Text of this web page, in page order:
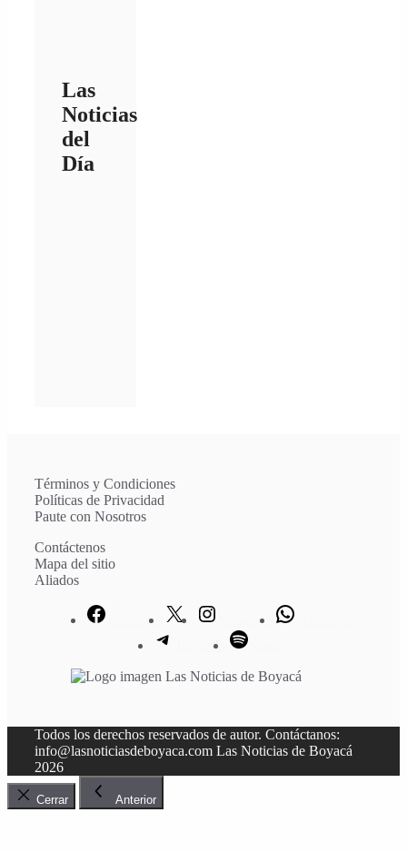
Las
Noticias
del
Día
Términos y Condiciones
Políticas de Privacidad
Paute con Nosotros
Contáctenos
Mapa del sitio
Aliados
Facebook X Instagram
Telegram
Todos los derechos reservados de autor. Contáctanos:
info@lasnoticiasdeboyaca.com Las Noticias de Boyacá
2026
Cerrar Anterior